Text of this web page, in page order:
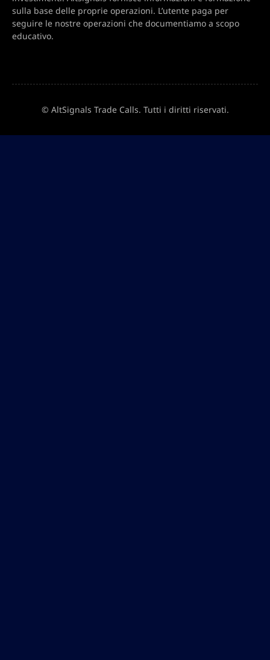
sulla base delle proprie operazioni. L’utente paga per
seguire le nostre operazioni che documentiamo a scopo
educativo.
© AltSignals Trade Calls. Tutti i diritti riservati.